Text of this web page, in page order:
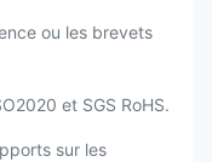
ou les brevets
et SGS RoHS.
sur les